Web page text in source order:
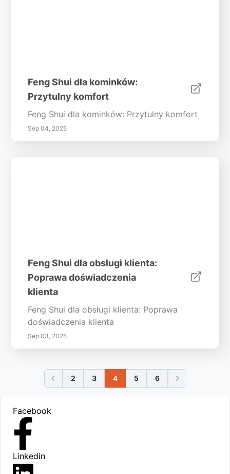
Feng Shui dla kominków:
Przytulny komfort
Feng Shui dla kominków: Przytulny komfort
Sep 04, 2025
Feng Shui dla obsługi klienta:
Poprawa doświadczenia
klienta
Feng Shui dla obsługi klienta: Poprawa
doświadczenia klienta
Sep 03, 2025
2 3 4 5 6
Facebook
Linkedin